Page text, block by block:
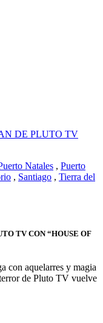
Natales , Puerto
, Santiago , Tierra del
TV CON “HOUSE OF
con aquelarres y magia
de Pluto TV vuelve